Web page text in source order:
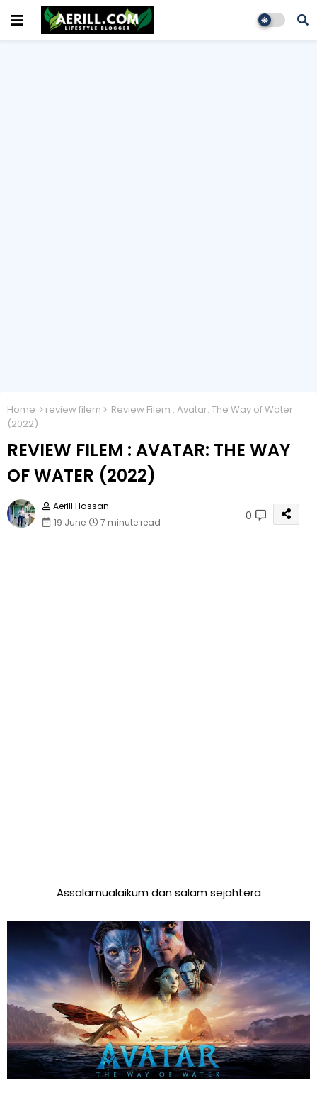
Home review filem
Review Filem : Avatar: The Way of Water
(2022)
REVIEW FILEM : AVATAR: THE WAY
OF WATER (2022)
Aerill Hassan
19 June
7 minute read 0
Assalamualaikum dan salam sejahtera